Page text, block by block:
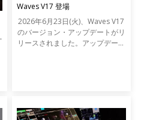
Waves V17 登場
2026年6月23日(火)、Waves V17
のバージョン・アップデートがリ
リースされました。アップデート